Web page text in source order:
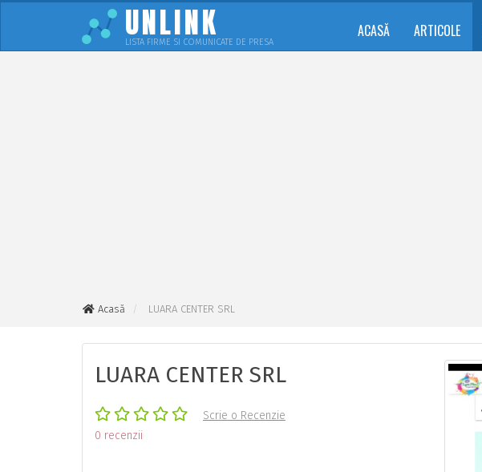
UNLINK
LISTA FIRME SI COMUNICATE DE PRESA
ACASĂ ARTICOLE
Acasă LUARA CENTER SRL
LUARA CENTER SRL
Scrie o Recenzie
0 recenzii